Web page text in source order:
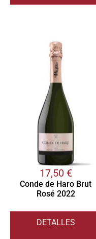
17,50 €
Conde de Haro Brut
Rosé 2022
DETALLES